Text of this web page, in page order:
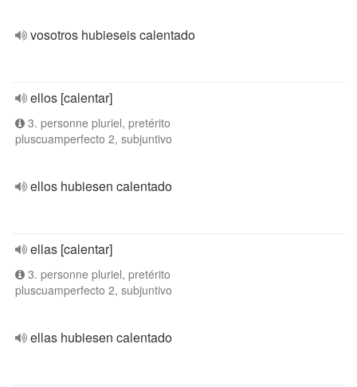
vosotros hubieseis calentado
ellos [calentar]
3. personne pluriel, pretérito
pluscuamperfecto 2, subjuntivo
ellos hubiesen calentado
ellas [calentar]
3. personne pluriel, pretérito
pluscuamperfecto 2, subjuntivo
ellas hubiesen calentado